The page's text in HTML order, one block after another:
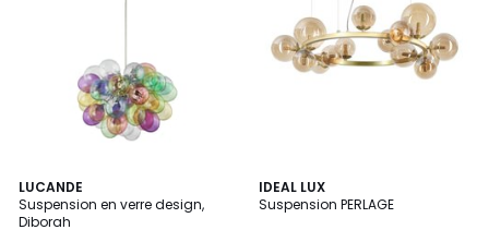
LUCANDE
Suspension en verre design,
Diborah
IDEAL LUX
Suspension PERLAGE